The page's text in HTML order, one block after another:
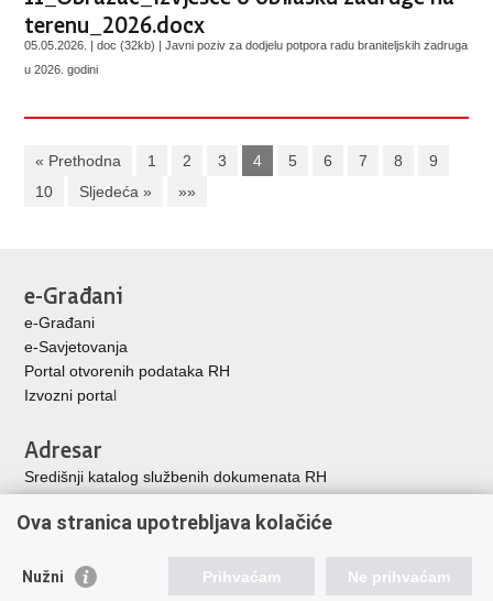
terenu_2026.docx
05.05.2026. | doc (32kb) |Javni poziv za dodjelu potpora radu braniteljskih zadruga
u 2026. godini
« Prethodna 1 2 3 4 5 6 7 8
9
10
Sljedeća » »»
e-Građani
e-Građani
e-Savjetovanja
Portal otvorenih podataka RH
Izvozni portal
Adresar
Središnji katalog službenih dokumenata RH
Adresar političkih stranaka u RH
Ova stranica upotrebljava kolačiće
Nužni Prihvaćam Ne prihvaćam